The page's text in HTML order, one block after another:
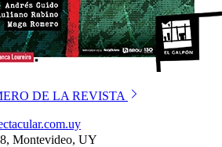
DE LA REVISTA
Montevideo, UY